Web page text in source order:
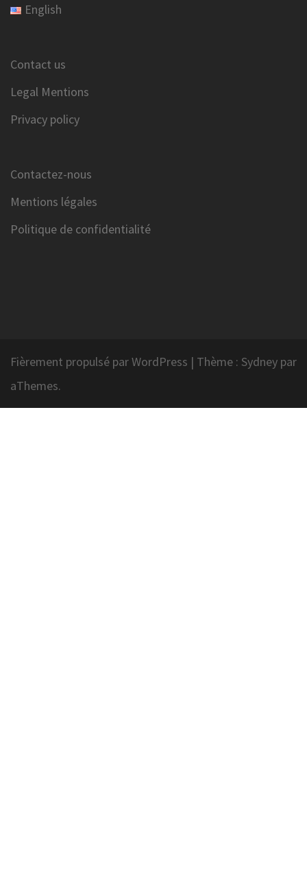
English
Contact us
Legal Mentions
Privacy policy
Contactez-nous
Mentions légales
Politique de confidentialité
Fièrement propulsé par WordPress | Thème : Sydney par
aThemes.